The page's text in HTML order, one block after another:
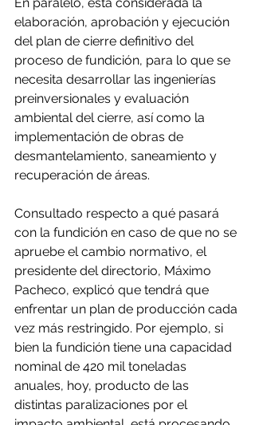
elaboración, aprobación y ejecución
del plan de cierre definitivo del
proceso de fundición, para lo que se
necesita desarrollar las ingenierías
preinversionales y evaluación
ambiental del cierre, así como la
implementación de obras de
desmantelamiento, saneamiento y
recuperación de áreas.
Consultado respecto a qué pasará
con la fundición en caso de que no se
apruebe el cambio normativo, el
presidente del directorio, Máximo
Pacheco, explicó que tendrá que
enfrentar un plan de producción cada
vez más restringido. Por ejemplo, si
bien la fundición tiene una capacidad
nominal de 420 mil toneladas
anuales, hoy, producto de las
distintas paralizaciones por el